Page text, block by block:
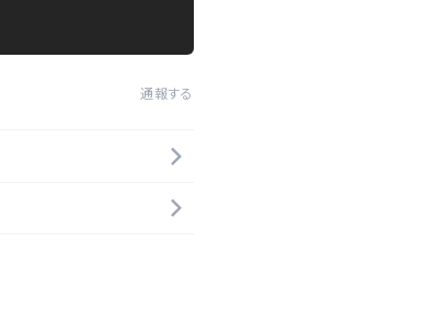
通報する